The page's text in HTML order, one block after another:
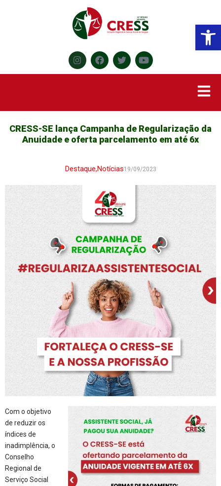
CRESS-SE lança Campanha de Regularização da
Anuidade e oferta parcelamento em até 6x
Destaque,Notícias19/09/2023
Com o objetivo
de reduzir os
índices de
inadimplência, o
Conselho
Regional de
Serviço Social